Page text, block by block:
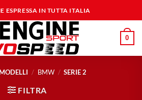
ESPRESSA IN TUTTA ITALIA
0
MODELLI / BMW / SERIE 2
FILTRA